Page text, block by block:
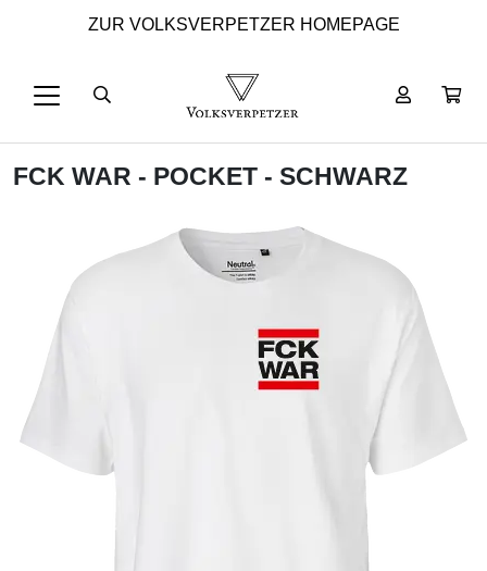
ZUR VOLKSVERPETZER HOMEPAGE
FCK WAR - POCKET - SCHWARZ